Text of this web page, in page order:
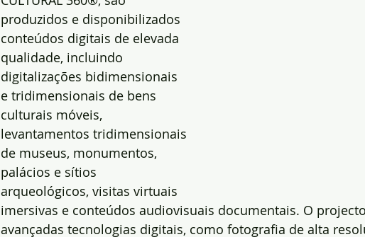
produzidos e disponibilizados
conteúdos digitais de elevada
qualidade, incluindo
digitalizações bidimensionais
e tridimensionais de bens
culturais móveis,
levantamentos tridimensionais
de museus, monumentos,
palácios e sítios
arqueológicos, visitas virtuais
imersivas e conteúdos audiovisuais documentais. O
avançadas tecnologias digitais, como fotografia de alta